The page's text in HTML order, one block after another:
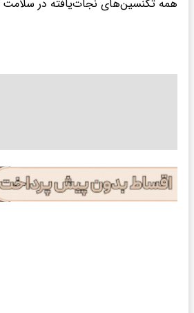
همه تکنسین‌های نجات‌یافته در سلامت